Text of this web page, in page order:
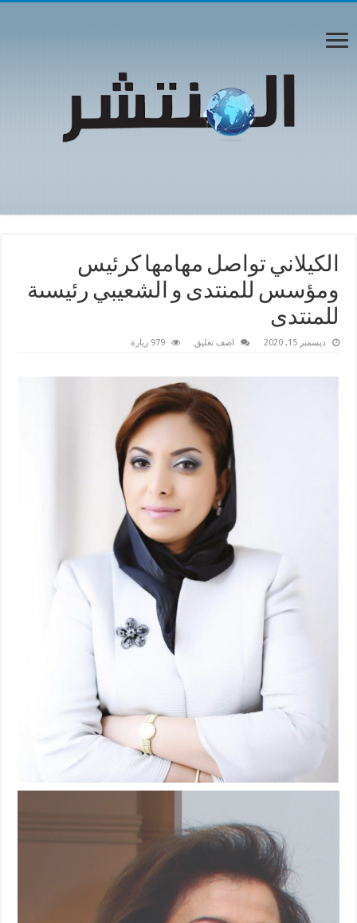
الكيلاني تواصل مهامها كرئيس
ومؤسس للمنتدى و الشعيبي رئيسىة
للمنتدى
ديسمبر 15, 2020 اضف تعليق 979 زيارة